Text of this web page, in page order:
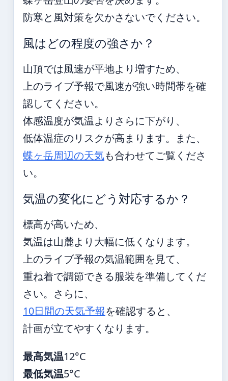
防寒と風対策を欠かさないでください。
風はどの程度の強さか？
山頂では風速が平地より増すため、
上のライブ予報で風速が強い時間帯を確
認してください。
体感温度が気温よりさらに下がり、
低体温症のリスクが高まります。また、
蝶ヶ岳周辺の天気も合わせてご覧くださ
い。
気温の変化にどう対応するか？
標高が高いため、
気温は山麓より大幅に低くなります。
上のライブ予報の気温範囲を見て、
重ね着で調節できる服装を準備してくだ
さい。さらに、
10日間の天気予報を確認すると、
計画が立てやすくなります。
最高気温12°C
最低気温5°C